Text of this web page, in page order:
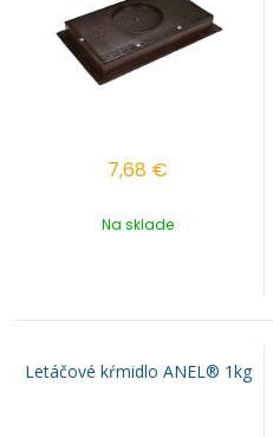
7,68 €
Na sklade
Letáčové kŕmidlo ANEL® 1kg